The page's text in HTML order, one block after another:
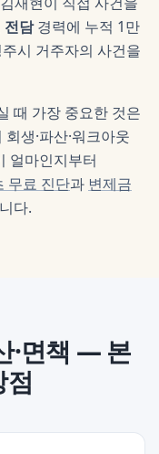
전담경력에 누적 1만
시 거주자의 사건을
때 가장 중요한 것은
생·파산·워크아웃
얼마인지부터
무료 진단과 변제금
다.
·면책 — 본
점